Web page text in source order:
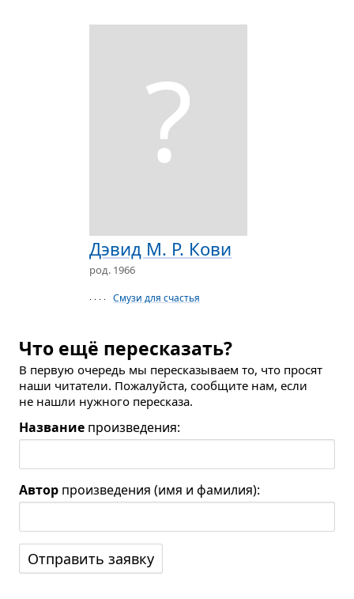
?
Дэвид М. Р. Кови
род. 1966
· · · · Смузи для счастья
Что ещё пересказать?
В первую очередь мы пересказываем то, что просят
наши читатели. Пожалуйста, сообщите нам, если
не нашли нужного пересказа.
Название произведения:
Автор произведения (имя и фамилия):